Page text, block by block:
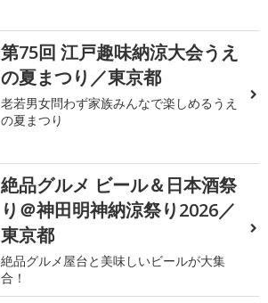
第75回 江戸趣味納涼大会うえ
の夏まつり／東京都
老若男女問わず家族みんなで楽しめるうえ
の夏まつり
絶品グルメ ビール＆日本酒祭
り＠神田明神納涼祭り2026／
東京都
絶品グルメ屋台と美味しいビールが大集
合！